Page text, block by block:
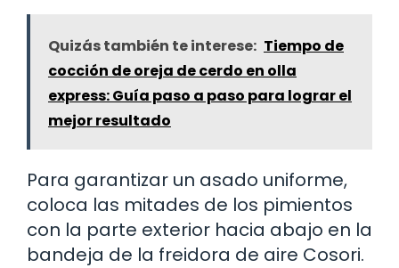
Quizás también te interese: Tiempo de
cocción de oreja de cerdo en olla
express: Guía paso a paso para lograr el
mejor resultado
Para garantizar un asado uniforme,
coloca las mitades de los pimientos
con la parte exterior hacia abajo en la
bandeja de la freidora de aire Cosori.